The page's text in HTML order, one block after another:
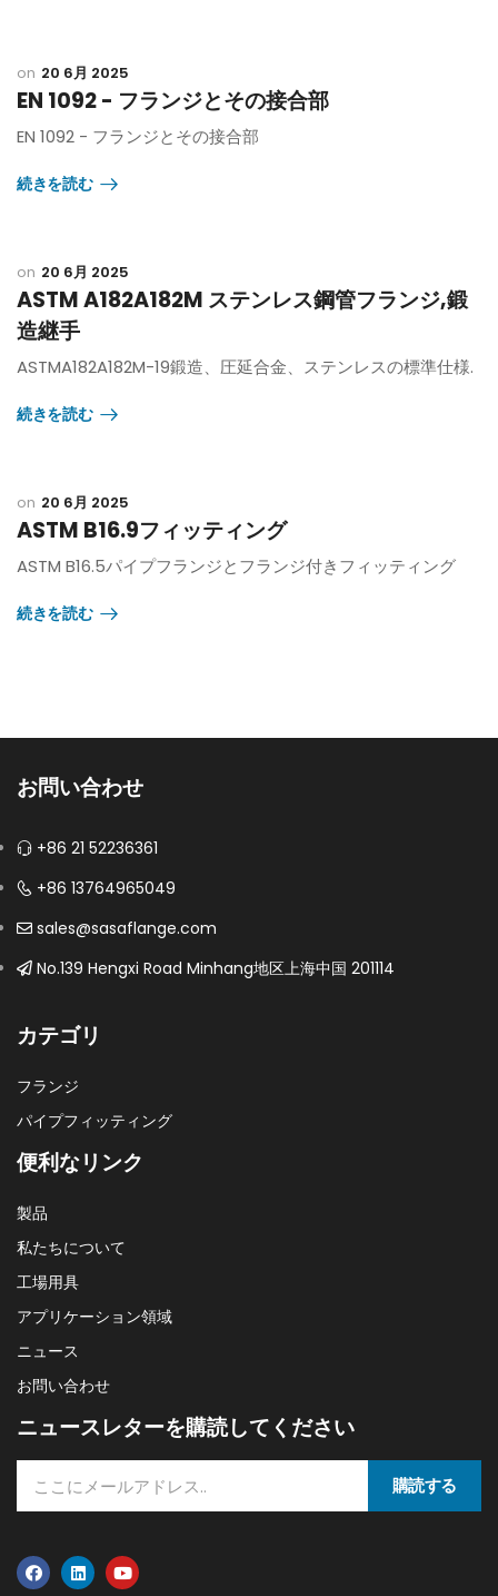
20 6月 2025
EN 1092 - フランジとその接合部
EN 1092 - フランジとその接合部
続きを読む
20 6月 2025
ASTM A182A182M ステンレス鋼管フランジ,鍛
造継手
ASTMA182A182M-19鍛造、圧延合金、ステンレスの標準仕様.
続きを読む
20 6月 2025
ASTM B16.9フィッティング
ASTM B16.5パイプフランジとフランジ付きフィッティング
続きを読む
お問い合わせ
+86 21 52236361
+86 13764965049
sales@sasaflange.com
No.139 Hengxi Road Minhang地区上海中国 201114
カテゴリ
フランジ
パイプフィッティング
便利なリンク
製品
私たちについて
工場用具
アプリケーション領域
ニュース
お問い合わせ
ニュースレターを購読してください
購読する